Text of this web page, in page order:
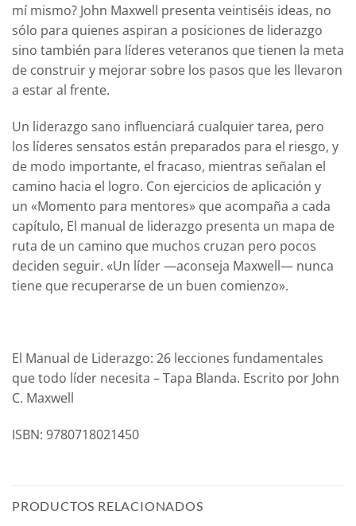
mí mismo? John Maxwell presenta veintiséis ideas, no
sólo para quienes aspiran a posiciones de liderazgo
sino también para líderes veteranos que tienen la meta
de construir y mejorar sobre los pasos que les llevaron
a estar al frente.
Un liderazgo sano influenciará cualquier tarea, pero
los líderes sensatos están preparados para el riesgo, y
de modo importante, el fracaso, mientras señalan el
camino hacia el logro. Con ejercicios de aplicación y
un «Momento para mentores» que acompaña a cada
capítulo, El manual de liderazgo presenta un mapa de
ruta de un camino que muchos cruzan pero pocos
deciden seguir. «Un líder —aconseja Maxwell— nunca
tiene que recuperarse de un buen comienzo».
El Manual de Liderazgo: 26 lecciones fundamentales
que todo líder necesita – Tapa Blanda. Escrito por John
C. Maxwell
ISBN: 9780718021450
PRODUCTOS RELACIONADOS